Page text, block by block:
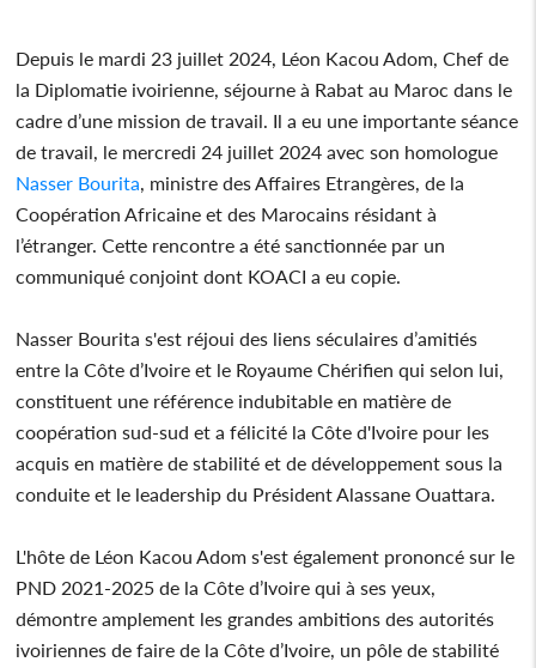
Depuis le mardi 23 juillet 2024, Léon Kacou Adom, Chef de
la Diplomatie ivoirienne, séjourne à Rabat au Maroc dans le
cadre d’une mission de travail. Il a eu une importante séance
de travail, le mercredi 24 juillet 2024 avec son homologue
Nasser Bourita , ministre des Affaires Etrangères, de la
Coopération Africaine et des Marocains résidant à
l’étranger. Cette rencontre a été sanctionnée par un
communiqué conjoint dont KOACI a eu copie.
Nasser Bourita s'est réjoui des liens séculaires d’amitiés
entre la Côte d’Ivoire et le Royaume Chérifien qui selon lui,
constituent une référence indubitable en matière de
coopération sud-sud et a félicité la Côte d'Ivoire pour les
acquis en matière de stabilité et de développement sous la
conduite et le leadership du Président Alassane Ouattara.
L'hôte de Léon Kacou Adom s'est également prononcé sur le
PND 2021-2025 de la Côte d’Ivoire qui à ses yeux,
démontre amplement les grandes ambitions des autorités
ivoiriennes de faire de la Côte d’Ivoire, un pôle de stabilité